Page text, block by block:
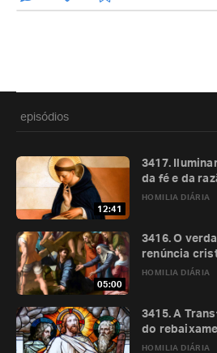
episódios
12:41
HOMILIA DIÁRIA
3417.
da fé e da
05:00
HOMILIA DIÁRIA
3416. O
renúncia
HOMILIA DIÁRIA
3415. A
do